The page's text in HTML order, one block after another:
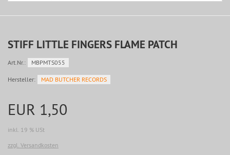
STIFF LITTLE FINGERS FLAME PATCH
Art.Nr.: MBPMTS055
Hersteller: MAD BUTCHER RECORDS
EUR 1,50
inkl. 19 % USt
zzgl. Versandkosten